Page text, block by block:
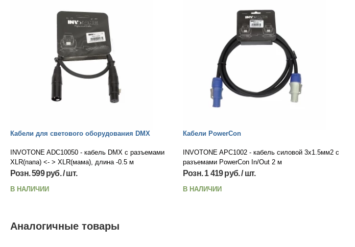
Кабели для светового оборудования DMX
INVOTONE ADC10050 - кабель DMX с разъемами
XLR(папа) <- > XLR(мама), длина -0.5 м
Розн. 599 руб. / шт.
В НАЛИЧИИ
Кабели PowerCon
INVOTONE APC1002 - кабель силовой 3х1.5мм2 с
разъемами PowerCon In/Out 2 м
Розн. 1 419 руб. / шт.
В НАЛИЧИИ
Аналогичные товары